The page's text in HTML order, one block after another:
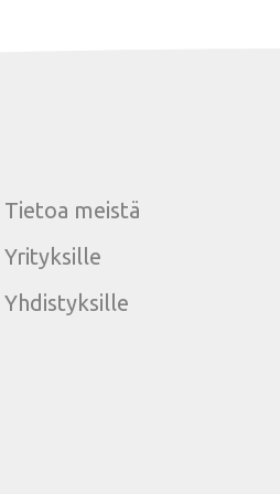
Tietoa meistä
Yrityksille
Yhdistyksille